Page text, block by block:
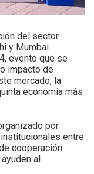
del sector
y Mumbai
evento que se
impacto de
mercado, la
economía más
por
entre
cooperación
al